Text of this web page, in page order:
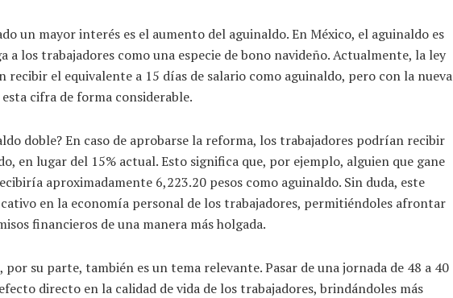
un mayor interés es el aumento del aguinaldo. En México, el aguinaldo es
a los trabajadores como una especie de bono navideño. Actualmente, la ley
recibir el equivalente a 15 días de salario como aguinaldo, pero con la nueva
cifra de forma considerable.
doble? En caso de aprobarse la reforma, los trabajadores podrían recibir
en lugar del 15% actual. Esto significa que, por ejemplo, alguien que gane
aproximadamente 6,223.20 pesos como aguinaldo. Sin duda, este
en la economía personal de los trabajadores, permitiéndoles afrontar
financieros de una manera más holgada.
su parte, también es un tema relevante. Pasar de una jornada de 48 a 40
directo en la calidad de vida de los trabajadores, brindándoles más